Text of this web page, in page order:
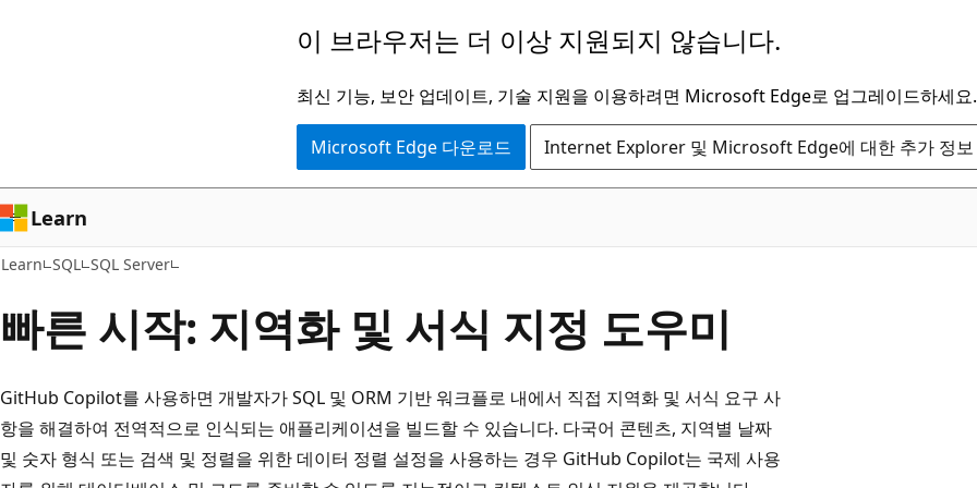
로
건
너
뛰
기
이 브라우저는 더 이상 지원되지 않습니다.
최신 기능, 보안 업데이트, 기술 지원을 이용하려면 Microsoft Edge로 업그레이드하세요.
Microsoft Edge 다운로드 Internet Explorer 및 Microsoft Edge에 대한 추가 정보
Learn
Learn SQL SQL Server
빠른 시작: 지역화 및 서식 지정 도우미
GitHub Copilot를 사용하면 개발자가 SQL 및 ORM 기반 워크플로 내에서 직접 지역화 및 서식 요구 사
항을 해결하여 전역적으로 인식되는 애플리케이션을 빌드할 수 있습니다. 다국어 콘텐츠, 지역별 날짜
및 숫자 형식 또는 검색 및 정렬을 위한 데이터 정렬 설정을 사용하는 경우 GitHub Copilot는 국제 사용